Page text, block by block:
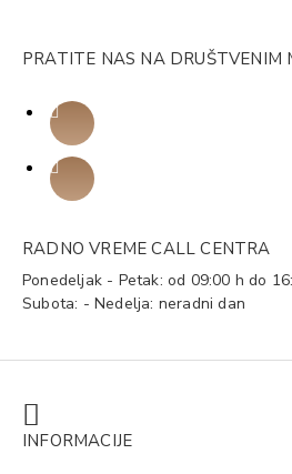
PRATITE NAS NA DRUŠTVENIM
RADNO VREME CALL CENTRA
Ponedeljak - Petak: od 09:00 h do
Subota: - Nedelja: neradni dan
INFORMACIJE